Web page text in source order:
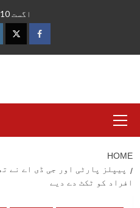
اگست 10, 2026
فیس
Menu
HOME
افراد کو ٹکٹ دے دیے